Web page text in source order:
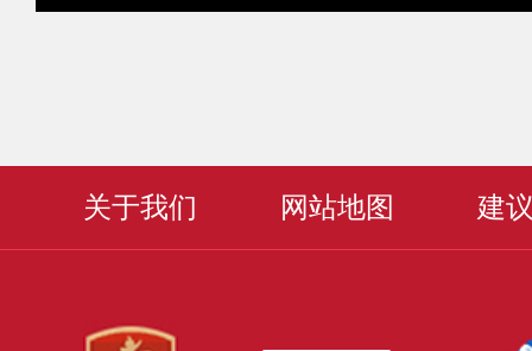
关于我们 网站地图 建